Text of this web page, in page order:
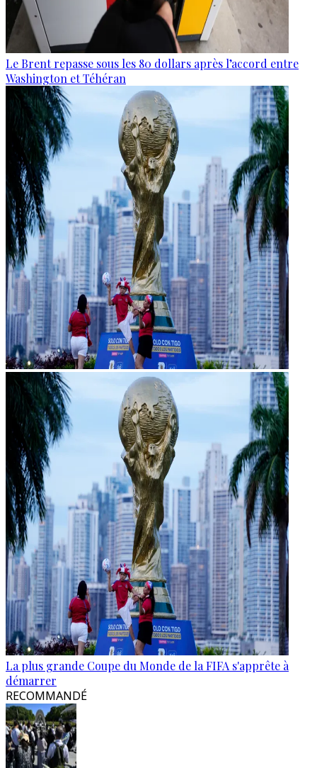
Le Brent repasse sous les 80 dollars après l’accord entre
Washington et Téhéran
La plus grande Coupe du Monde de la FIFA s'apprête à
démarrer
RECOMMANDÉ